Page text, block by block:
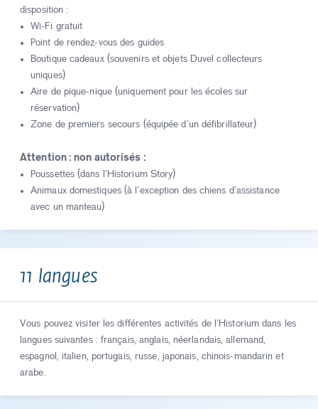
disposition :
Wi-Fi gratuit
Point de rendez-vous des guides
Boutique cadeaux (souvenirs et objets Duvel collecteurs
uniques)
Aire de pique-nique (uniquement pour les écoles sur
réservation)
Zone de premiers secours (équipée d’un défibrillateur)
Attention : non autorisés :
Poussettes (dans l'Historium Story)
Animaux domestiques (à l’exception des chiens d’assistance
avec un manteau)
11 langues
Vous pouvez visiter les différentes activités de l'Historium dans les
langues suivantes : français, anglais, néerlandais, allemand,
espagnol, italien, portugais, russe, japonais, chinois-mandarin et
arabe.